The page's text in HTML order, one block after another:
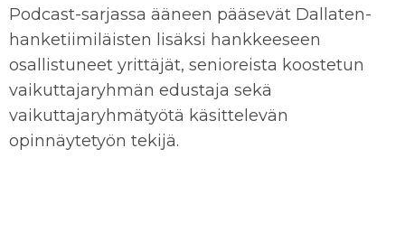
Podcast-sarjassa ääneen pääsevät Dallaten-
hanketiimiläisten lisäksi hankkeeseen
osallistuneet yrittäjät, senioreista koostetun
vaikuttajaryhmän edustaja sekä
vaikuttajaryhmätyötä käsittelevän
opinnäytetyön tekijä.